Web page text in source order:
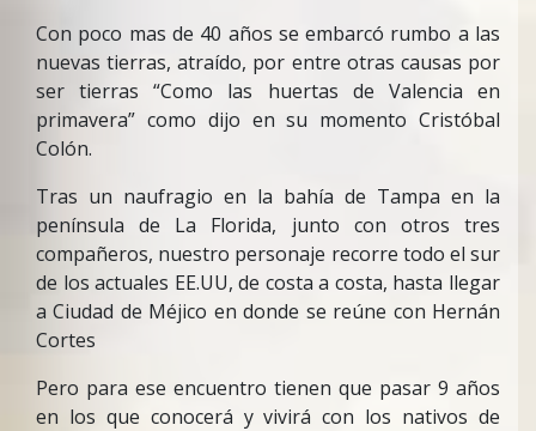
Con poco mas de 40 años se embarcó rumbo a las
nuevas tierras, atraído, por entre otras causas por
ser tierras “Como las huertas de Valencia en
primavera” como dijo en su momento Cristóbal
Colón.
Tras un naufragio en la bahía de Tampa en la
península de La Florida, junto con otros tres
compañeros, nuestro personaje recorre todo el sur
de los actuales EE.UU, de costa a costa, hasta llegar
a Ciudad de Méjico en donde se reúne con Hernán
Cortes
Pero para ese encuentro tienen que pasar 9 años
en los que conocerá y vivirá con los nativos de